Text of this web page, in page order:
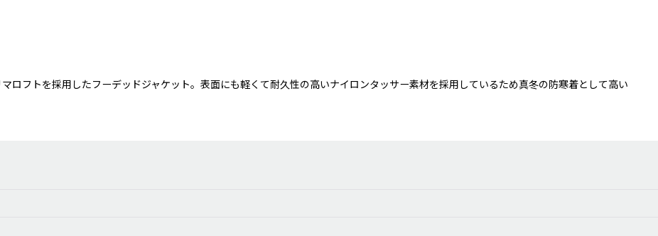
ロフトを採用したフーデッドジャケット。表面にも軽くて耐久性の高いナイロンタッサー素材を採用しているため真冬の防寒着として高い